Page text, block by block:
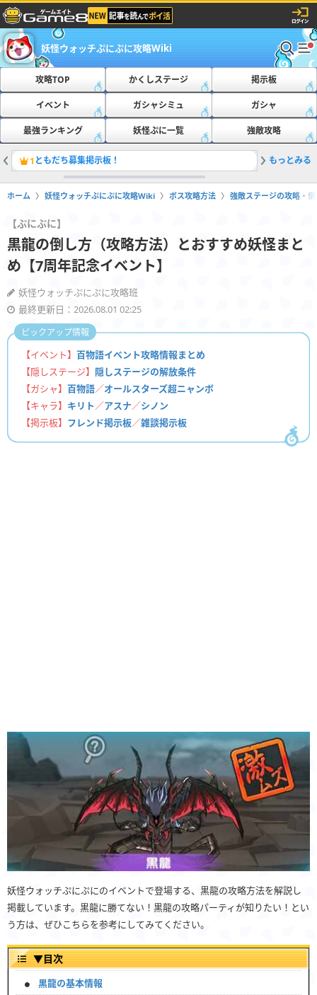
妖怪ウォッチぷにぷに攻略Wiki
攻略TOP かくしステージ 掲示板
イベント ガシャシミュ ガシャ
最強ランキング 妖怪ぷに一覧 強敵攻略
1 ともだち募集掲示板！ 2おたす
もっとみる
ホーム 妖怪ウォッチぷにぷに攻略Wiki ボス攻略方法 強敵ステージの攻略・
【ぷにぷに】
黒龍の倒し方（攻略方法）とおすすめ妖怪まと
め【7周年記念イベント】
妖怪ウォッチぷにぷに攻略班
最終更新日：2026.08.01 02:25
【イベント】 百物語イベント攻略情報まとめ
【隠しステージ】 隠しステージの解放条件
【ガシャ】 百物語／オールスターズ超ニャンボ
【キャラ】 キリト／アスナ／シノン
【掲示板】 フレンド掲示板／雑談掲示板
ピックアップ情報
妖怪ウォッチぷにぷにのイベントで登場する、黒龍の攻略方法を解説し
掲載しています。黒龍に勝てない！黒龍の攻略パーティが知りたい！とい
う方は、ぜひこちらを参考にしてみてください。
▼目次
黒龍の基本情報